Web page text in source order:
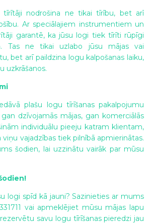
tīrītāji nodrošina ne tikai tīrību, bet arī
Ar speciālajiem instrumentiem un
garantē, ka jūsu logi tiek tīrīti rūpīgi
Tas ne tikai uzlabo jūsu mājas vai
bet arī paildzina logu kalpošanas laiku,
uzkrāšanos.
plašu logu tīrīšanas pakalpojumu
dzīvojamās mājas, gan komerciālās
individuālu pieeju katram klientam,
viņu vajadzības tiek pilnībā apmierinātas.
šodien, lai uzzinātu vairāk par mūsu
logi spīd kā jauni? Sazinieties ar mums
vai apmeklējiet mūsu mājas lapu
rezervētu savu logu tīrīšanas pieredzi jau